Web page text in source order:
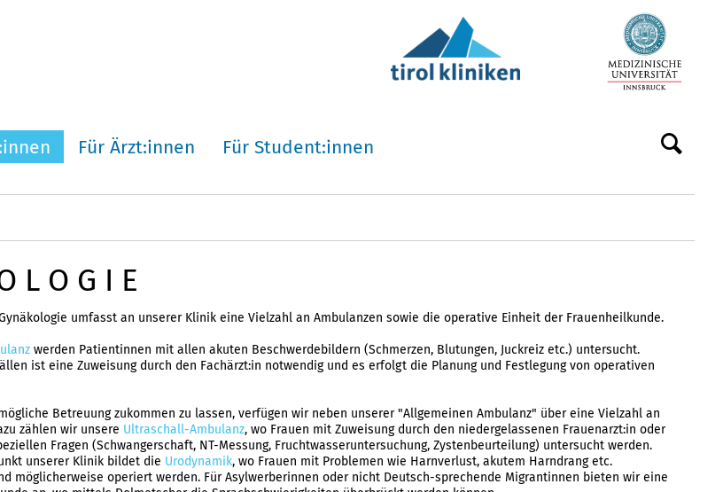
Für Ärzt:innen Für Student:innen
L O G I E
umfasst an unserer Klinik eine Vielzahl an Ambulanzen sowie die operative Einheit der Frauenheilkunde.
werden Patientinnen mit allen akuten Beschwerdebildern (Schmerzen, Blutungen, Juckreiz etc.) untersucht.
ist eine Zuweisung durch den Fachärzt:in notwendig und es erfolgt die Planung und Festlegung von operativen
Betreuung zukommen zu lassen, verfügen wir neben unserer "Allgemeinen Ambulanz" über eine Vielzahl an
zählen wir unsere Ultraschall-Ambulanz, wo Frauen mit Zuweisung durch den niedergelassenen Frauenarzt:in oder
Fragen (Schwangerschaft, NT-Messung, Fruchtwasseruntersuchung, Zystenbeurteilung) untersucht werden.
unserer Klinik bildet die Urodynamik, wo Frauen mit Problemen wie Harnverlust, akutem Harndrang etc.
möglicherweise operiert werden. Für Asylwerberinnen oder nicht Deutsch-sprechende Migrantinnen bieten wir eine